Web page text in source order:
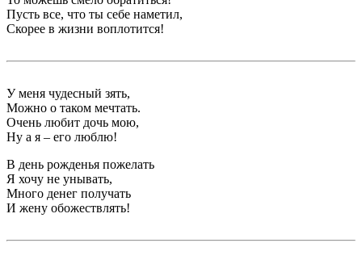
Пусть все, что ты себе наметил,
Скорее в жизни воплотится!
У меня чудесный зять,
Можно о таком мечтать.
Очень любит дочь мою,
Ну а я – его люблю!
В день рожденья пожелать
Я хочу не унывать,
Много денег получать
И жену обожествлять!